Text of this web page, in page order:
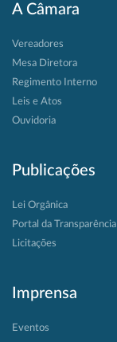
A Câmara
Vereadores
Mesa Diretora
Regimento Interno
Leis e Atos
Ouvidoria
Publicações
Lei Orgânica
Portal da Transparência
Licitações
Imprensa
Eventos